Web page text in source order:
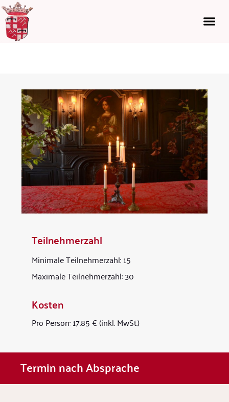
Teilnehmerzahl
Minimale Teilnehmerzahl: 15
Maximale Teilnehmerzahl: 30
Kosten
Pro Person: 17.85 € (inkl. MwSt.)
Termin nach Absprache